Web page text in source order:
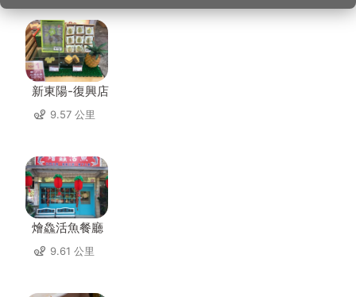
新東陽-復興店
9.57 公里
燴鱻活魚餐廳
9.61 公里